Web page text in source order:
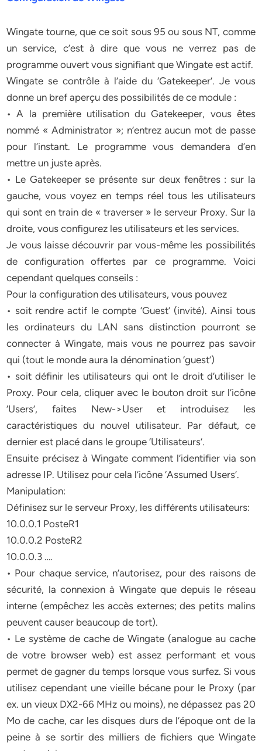
Wingate tourne, que ce soit sous 95 ou sous NT, comme
un service, c’est à dire que vous ne verrez pas de
programme ouvert vous signifiant que Wingate est actif.
Wingate se contrôle à l’aide du ‘Gatekeeper’. Je vous
donne un bref aperçu des possibilités de ce module :
• A la première utilisation du Gatekeeper, vous êtes
nommé « Administrator »; n’entrez aucun mot de passe
pour l’instant. Le programme vous demandera d’en
mettre un juste après.
• Le Gatekeeper se présente sur deux fenêtres : sur la
gauche, vous voyez en temps réel tous les utilisateurs
qui sont en train de « traverser » le serveur Proxy. Sur la
droite, vous configurez les utilisateurs et les services.
Je vous laisse découvrir par vous-même les possibilités
de configuration offertes par ce programme. Voici
cependant quelques conseils :
Pour la configuration des utilisateurs, vous pouvez
• soit rendre actif le compte ‘Guest’ (invité). Ainsi tous
les ordinateurs du LAN sans distinction pourront se
connecter à Wingate, mais vous ne pourrez pas savoir
qui (tout le monde aura la dénomination ‘guest’)
• soit définir les utilisateurs qui ont le droit d’utiliser le
Proxy. Pour cela, cliquer avec le bouton droit sur l’icône
‘Users’, faites New->User et introduisez les
caractéristiques du nouvel utilisateur. Par défaut, ce
dernier est placé dans le groupe ‘Utilisateurs’.
Ensuite précisez à Wingate comment l’identifier via son
adresse IP. Utilisez pour cela l’icône ‘Assumed Users’.
Manipulation:
Définisez sur le serveur Proxy, les différents utilisateurs:
10.0.0.1 PosteR1
10.0.0.2 PosteR2
10.0.0.3 ….
• Pour chaque service, n’autorisez, pour des raisons de
sécurité, la connexion à Wingate que depuis le réseau
interne (empêchez les accès externes; des petits malins
peuvent causer beaucoup de tort).
• Le système de cache de Wingate (analogue au cache
de votre browser web) est assez performant et vous
permet de gagner du temps lorsque vous surfez. Si vous
utilisez cependant une vieille bécane pour le Proxy (par
ex. un vieux DX2-66 MHz ou moins), ne dépassez pas 20
Mo de cache, car les disques durs de l’époque ont de la
peine à se sortir des milliers de fichiers que Wingate